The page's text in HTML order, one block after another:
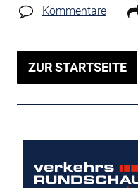
Kommentare
ZUR STARTSEITE